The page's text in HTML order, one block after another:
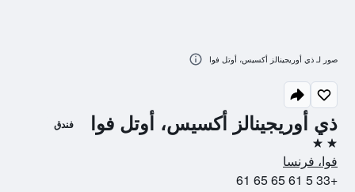
ذي أوريجينالز أكسيس، أوتل فوا فندق
2 نجمتين
فوا، فرنسا
+33 5 61 65 65 61
صور لـ ذي أوريجينالز أكسيس، أوتل فوا